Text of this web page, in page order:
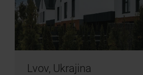
Lvov, Ukrajina